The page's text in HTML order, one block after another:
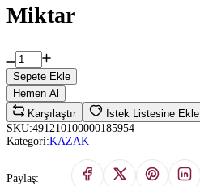
Miktar
Sepete Ekle
Hemen Al
Karşılaştır
İstek Listesine Ekle
SKU:491210100000185954
Kategori:KAZAK
Paylaş: